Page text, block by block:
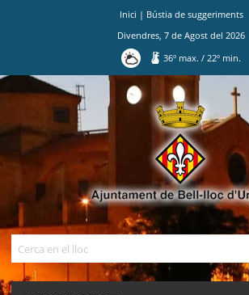
Inici | Bústia de suggeriments
Divendres 7 de Agost del 2026
36º max./ 22º min.